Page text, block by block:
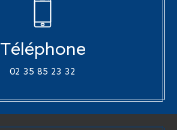
Téléphone
02 35 85 23 32